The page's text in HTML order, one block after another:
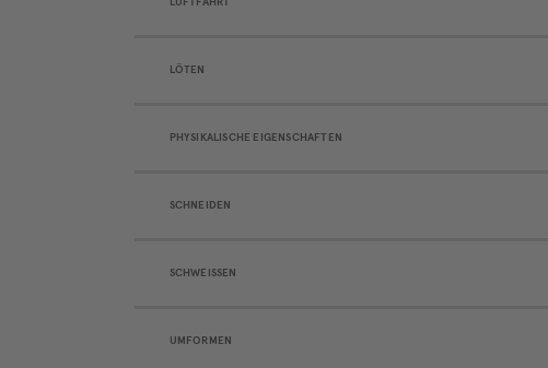
LUFTFAHRT
LÖTEN
PHYSIKALISCHE EIGENSCHAFTEN
SCHNEIDEN
SCHWEISSEN
UMFORMEN